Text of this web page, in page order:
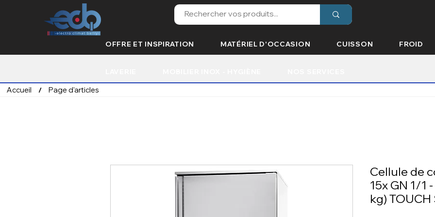
OFFRE ET INSPIRATION MATÉRIEL D'OCCASION CUISSON FROID
Accueil / Page d'articles
Cellule de
15x GN 1/
kg) TOUCH